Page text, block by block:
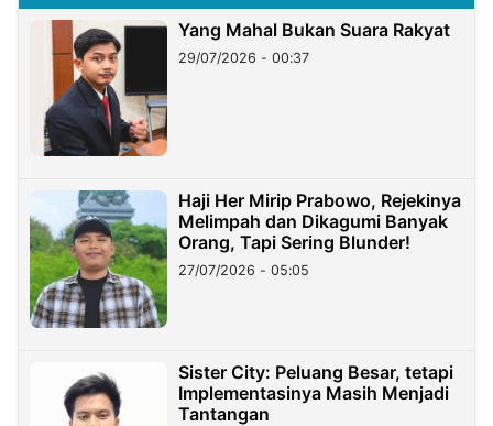
Yang Mahal Bukan Suara Rakyat
29/07/2026 - 00:37
Haji Her Mirip Prabowo, Rejekinya
Melimpah dan Dikagumi Banyak
Orang, Tapi Sering Blunder!
27/07/2026 - 05:05
Sister City: Peluang Besar, tetapi
Implementasinya Masih Menjadi
Tantangan